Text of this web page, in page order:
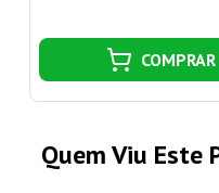
COMPRAR
Quem Viu Este